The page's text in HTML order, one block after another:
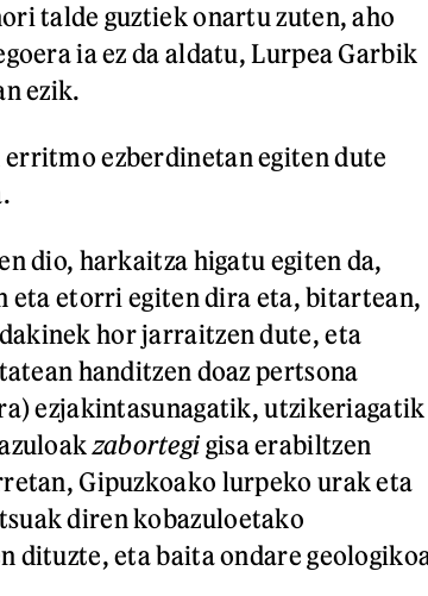
talde guztiek onartu zuten, aho
ia ez da aldatu, Lurpea Garbik
ezik.
ezberdinetan egiten dute
dio, harkaitza higatu egiten da,
eta etorri egiten dira eta, bitartean,
hor jarraitzen dute, eta
handitzen doaz pertsona
ezjakintasunagatik, utzikeriagatik
zabortegi gisa erabiltzen
Gipuzkoako lurpeko urak eta
diren kobazuloetako
dituzte, eta baita ondare